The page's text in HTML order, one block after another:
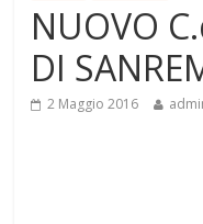
NUOVO
DI
2 Maggio 2016